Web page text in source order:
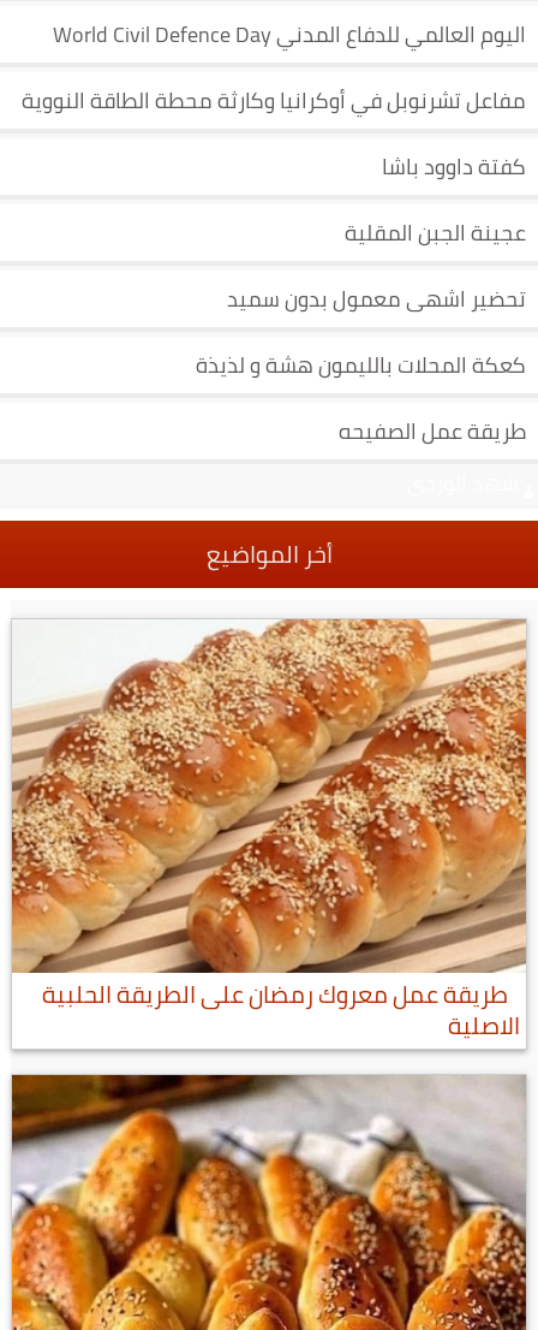
اليوم العالمي للدفاع المدني World Civil Defence Day
مفاعل تشرنوبل في أوكرانيا وكارثة محطة الطاقة النووية
كفتة داوود باشا
عجينة الجبن المقلية
تحضير اشهى معمول بدون سميد
كعكة المحلات بالليمون هشة و لذيذة
طريقة عمل الصفيحه
أخر المواضيع
طريقة عمل معروك رمضان على الطريقة الحلبية
الاصلية